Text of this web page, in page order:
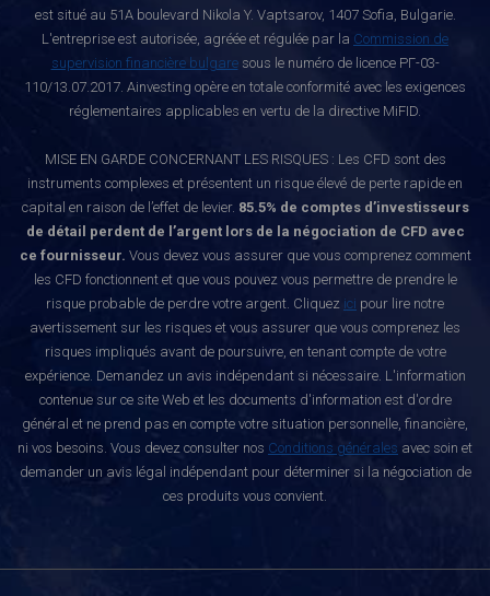
est situé au 51A boulevard Nikola Y. Vaptsarov, 1407 Sofia, Bulgarie.
L'entreprise est autorisée, agréée et régulée par la Commission de
supervision financière bulgaresous le numéro de licence РГ-03-
110/13.07.2017. Ainvesting opère en totale conformité avec les exigences
réglementaires applicables en vertu de la directive MiFID.
MISE EN GARDE CONCERNANT LES RISQUES : Les CFD sont des
instruments complexes et présentent un risque élevé de perte rapide en
capital en raison de l’effet de levier. 85.5% de comptes d’investisseurs
de détail perdent de l’argent lors de la négociation de CFD avec
ce fournisseur. Vous devez vous assurer que vous comprenez comment
les CFD fonctionnent et que vous pouvez vous permettre de prendre le
risque probable de perdre votre argent. Cliquez ici pour lire notre
avertissement sur les risques et vous assurer que vous comprenez les
risques impliqués avant de poursuivre, en tenant compte de votre
expérience. Demandez un avis indépendant si nécessaire. L'information
contenue sur ce site Web et les documents d'information est d'ordre
général et ne prend pas en compte votre situation personnelle, financière,
ni vos besoins. Vous devez consulter nos Conditions générales avec soin et
demander un avis légal indépendant pour déterminer si la négociation de
ces produits vous convient.